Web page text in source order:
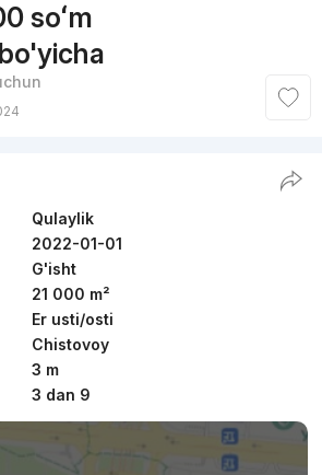
soʻm
Qulaylik
2022-01-01
G'isht
21 000 m²
Er usti/osti
Chistovoy
3 m
3 dan 9